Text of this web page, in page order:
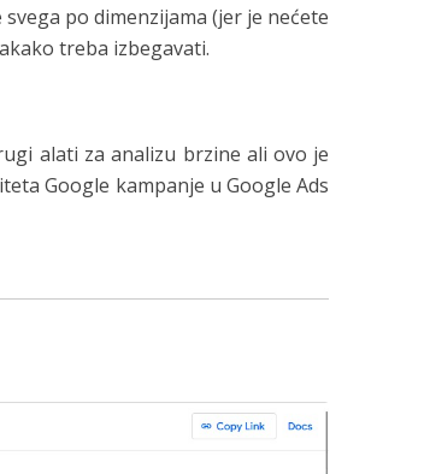
po dimenzijama (jer je nećete
treba izbegavati.
alati za analizu brzine ali ovo je
Google kampanje u Google Ads